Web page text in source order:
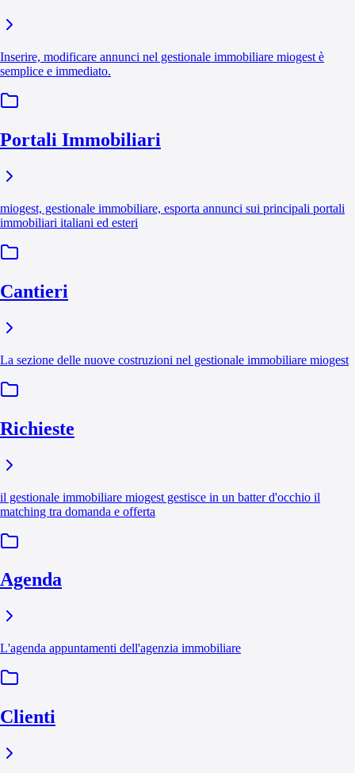
Inserire, modificare annunci nel gestionale immobiliare miogest è
semplice e immediato.
Portali Immobiliari
miogest, gestionale immobiliare, esporta annunci sui principali portali
immobiliari italiani ed esteri
Cantieri
La sezione delle nuove costruzioni nel gestionale immobiliare miogest
Richieste
il gestionale immobiliare miogest gestisce in un batter d'occhio il
matching tra domanda e offerta
Agenda
L'agenda appuntamenti dell'agenzia immobiliare
Clienti